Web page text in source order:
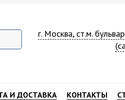
г. Москва, ст.м.
И ДОСТАВКА КОНТАКТЫ